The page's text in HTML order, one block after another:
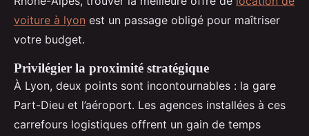
voiture à lyon est un passage obligé pour maîtriser
votre budget.
Privilégier la proximité stratégique
À Lyon, deux points sont incontournables : la gare
Part-Dieu et l’aéroport. Les agences installées à ces
carrefours logistiques offrent un gain de temps